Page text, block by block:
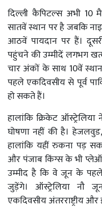
दिल्ली कैपिटल्स अभी
सातवें स्थान पर है जबकि
आठवें पायदान पर हैं।
पहुंचने की उम्मीदें लगभग
चार अंकों के साथ 10वें
पहले एकदिवसीय से पूर्व
हो सकते हैं।
हालांकि क्रिकेट
घोषणा नहीं की है।
हालांकि यहीं रुकना पड़
और पंजाब किंग्स के भी
उम्मीद है कि वे जून के पहले
जुड़ेंगे। ऑस्ट्रेलिया नौ
एकदिवसीय अंतरराष्ट्रीय और